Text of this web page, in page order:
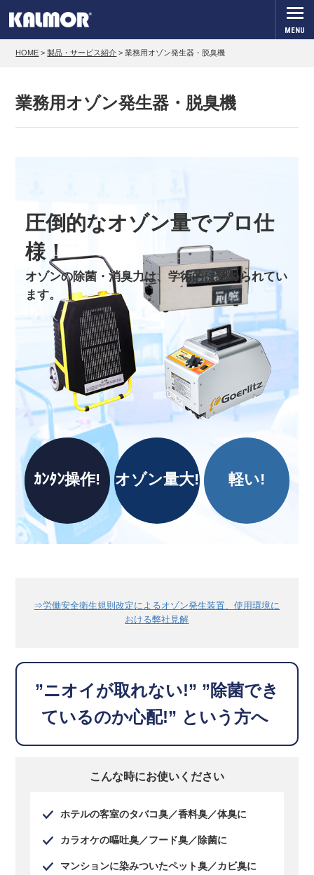
MENU
HOME >製品・サービス紹介 >業務用オゾン発生器・脱臭機
業務用オゾン発生器・脱臭機
圧倒的なオゾン量でプロ仕
様！
オゾンの除菌・消臭力は、学術的に認められてい
ます。
ｶﾝﾀﾝ操作! オゾン量大! 軽い!
⇒労働安全衛生規則改定によるオゾン発生装置、使用環境に
おける弊社見解
”ニオイが取れない!” ”除菌でき
ているのか心配!” という方へ
こんな時にお使いください
ホテルの客室のタバコ臭／香料臭／体臭に
カラオケの嘔吐臭／フード臭／除菌に
マンションに染みついたペット臭／カビ臭に